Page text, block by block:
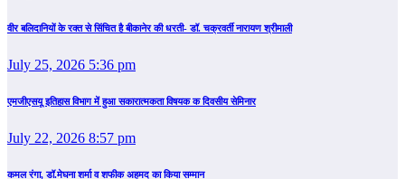
वीर बलिदानियों के रक्त से सिंचित है बीकानेर की धरती- डॉ. चक्रवर्ती नारायण श्रीमाली
July 25, 2026 5:36 pm
एमजीएसयू इतिहास विभाग में हुआ सकारात्मकता विषयक क दिवसीय सेमिनार
July 22, 2026 8:57 pm
कमल रंगा, डॉ.मेघना शर्मा व शफीक अहमद का किया सम्‍मान